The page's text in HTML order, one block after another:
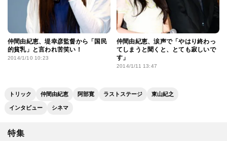
仲間由紀恵、堤幸彦監督から「国民
的貧乳」と言われ苦笑い！
2014/1/10 10:23
仲間由紀恵、涙声で「やはり終わっ
てしまうと聞くと、とても寂しいで
す」
2014/1/11 13:47
トリック 仲間由紀恵 阿部寛 ラストステージ 東山紀之
インタビュー シネマ
特集